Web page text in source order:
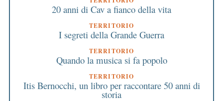
20 anni di Cav a fianco della vita
TERRITORIO
I segreti della Grande Guerra
TERRITORIO
Quando la musica si fa popolo
TERRITORIO
Itis Bernocchi, un libro per raccontare 50 anni di
storia